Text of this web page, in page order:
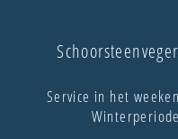
Service in het